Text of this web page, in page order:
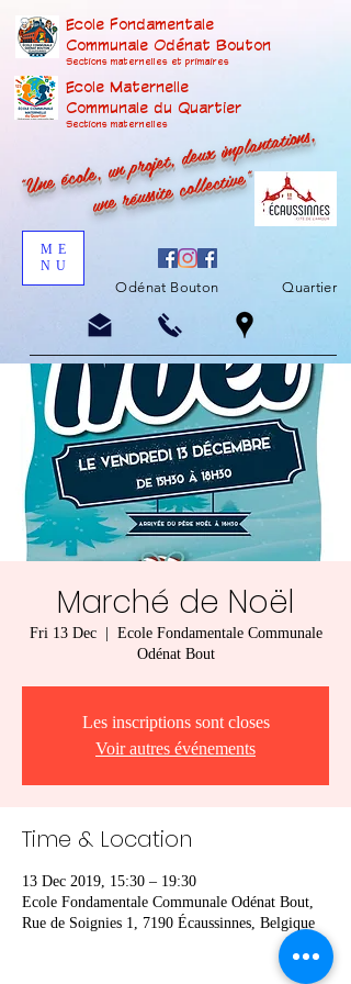
Ecole Fondamentale
Communale Odénat Bouton
Sections maternelles et primaires
Ecole Maternelle
Communale du Quartier
Sections maternelles
"Une école, un projet, deux implantations,
une réussite collective"
ME
NU
Odénat Bouton Quartier
Marché de Noël
Fri 13 Dec
  |
Ecole Fondamentale Communale
Odénat Bout
Les inscriptions sont closes
Voir autres événements
Time & Location
13 Dec 2019, 15:30 – 19:30
Ecole Fondamentale Communale Odénat Bout,
Rue de Soignies 1, 7190 Écaussinnes, Belgique